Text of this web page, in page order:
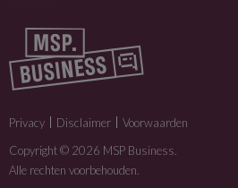
Privacy Disclaimer
Voorwaarden
Copyright © 2026 MSP Business.
Alle rechten voorbehouden.